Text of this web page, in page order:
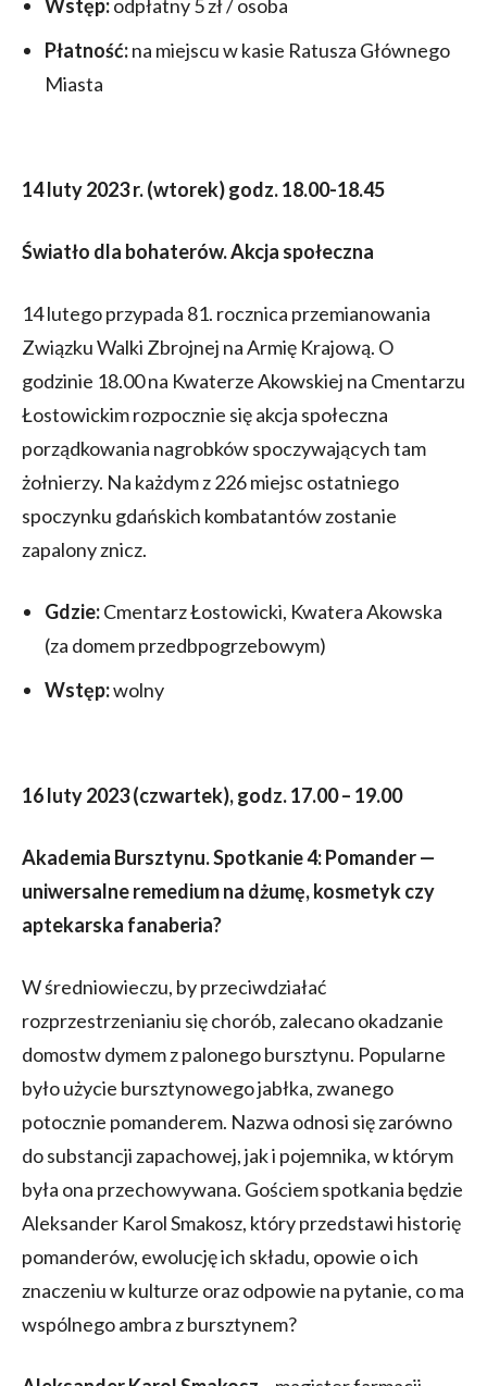
Wstęp:odpłatny 5 zł / osoba
Płatność:na miejscu w kasie Ratusza Głównego
Miasta
14 luty 2023 r. (wtorek) godz. 18.00-18.45
Światło dla bohaterów. Akcja społeczna
14 lutego przypada 81. rocznica przemianowania
Związku Walki Zbrojnej na Armię Krajową. O
godzinie 18.00 na Kwaterze Akowskiej na Cmentarzu
Łostowickim rozpocznie się akcja społeczna
porządkowania nagrobków spoczywających tam
żołnierzy. Na każdym z 226 miejsc ostatniego
spoczynku gdańskich kombatantów zostanie
zapalony znicz.
Gdzie:Cmentarz Łostowicki, Kwatera Akowska
(za domem przedbpogrzebowym)
Wstęp:wolny
16 luty 2023 (czwartek), godz. 17.00 – 19.00
Akademia Bursztynu. Spotkanie 4: Pomander —
uniwersalne remedium na dżumę, kosmetyk czy
aptekarska fanaberia?
W średniowieczu, by przeciwdziałać
rozprzestrzenianiu się chorób, zalecano okadzanie
domostw dymem z palonego bursztynu. Popularne
było użycie bursztynowego jabłka, zwanego
potocznie pomanderem. Nazwa odnosi się zarówno
do substancji zapachowej, jak i pojemnika, w którym
była ona przechowywana. Gościem spotkania będzie
Aleksander Karol Smakosz, który przedstawi historię
pomanderów, ewolucję ich składu, opowie o ich
znaczeniu w kulturze oraz odpowie na pytanie, co ma
wspólnego ambra z bursztynem?